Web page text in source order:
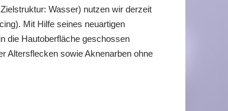
Wasser) nutzen wir derzeit
Mit Hilfe seines neuartigen
die Hautoberfläche geschossen
Altersflecken sowie Aknenarben ohne